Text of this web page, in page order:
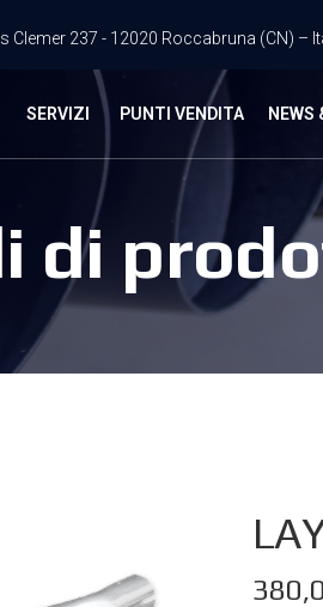
Clemer 237 - 12020 Roccabruna (CN) –
SERVIZI PUNTI VENDITA NEWS
di